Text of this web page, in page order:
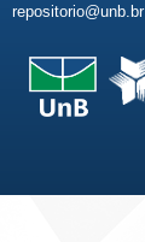
repositorio@unb.br